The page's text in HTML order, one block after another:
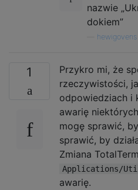
nazwie
dokiem”
hewigovens
1
Przykro mi, że
rzeczywistości,
odpowiedziach i
awarię
mogę sprawić,
sprawić, by
Zmiana
Applications/
awarię.